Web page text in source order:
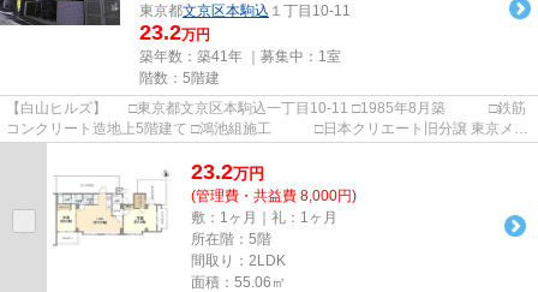
東京都文京区本駒込 １丁目10-11
23.2万円
築年数：築41年 ｜募集中： 1室
階数：5階建
【白山ヒルズ】 □東京都文京区本駒込一丁目10-11 □1985年8月築 □鉄筋
コンクリート造地上5階建て □鴻池組施工 □日本クリエート旧分譲 東京メト
23.2万円
(管理費・共益費 8,000円)
敷：1ヶ月｜礼：1ヶ月
所在階：5階
間取り：2LDK
面積：55.06㎡